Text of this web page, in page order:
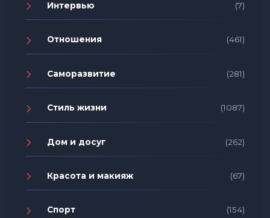
Интервью (7)
Отношения (461)
Саморазвитие (281)
Стиль жизни (1087)
Дом и досуг (262)
Красота и макияж (67)
Спорт (154)